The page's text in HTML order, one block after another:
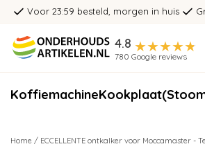
Voor 23:59 besteld, morgen in huis
4.8
780 Google reviews
KoffiemachineKookplaat
Home / ECCELLENTE ontkalker voor Moccamaster